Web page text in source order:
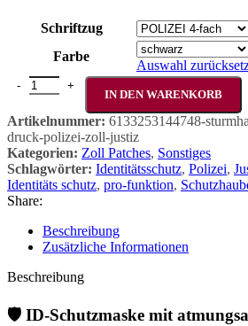
Schriftzug
Farbe
Auswahl
Sturmhaube, seamless, 4-fach Druck
IN DEN WARENKORB
Artikelnummer: 6133253144748-
druck-polizei-zoll-justiz
Kategorien: Zoll Patches, Sonstiges
Schlagwörter: Identitätsschutz, Polizei,
Identitäts schutz, pro-funktion,
Share:
Beschreibung
Zusätzliche Informationen
Beschreibung
🛡️ ID-Schutzmaske mit